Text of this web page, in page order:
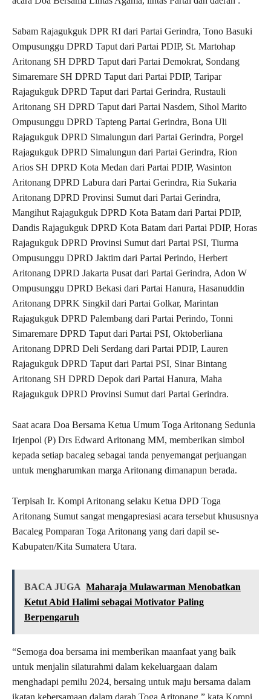
Sabam Rajagukguk DPR RI dari Partai Gerindra, Tono Basuki
Ompusunggu DPRD Taput dari Partai PDIP, St. Martohap
Aritonang SH DPRD Taput dari Partai Demokrat, Sondang
Simaremare SH DPRD Taput dari Partai PDIP, Taripar
Rajagukguk DPRD Taput dari Partai Gerindra, Rustauli
Aritonang SH DPRD Taput dari Partai Nasdem, Sihol Marito
Ompusunggu DPRD Tapteng Partai Gerindra, Bona Uli
Rajagukguk DPRD Simalungun dari Partai Gerindra, Porgel
Rajagukguk DPRD Simalungun dari Partai Gerindra, Rion
Arios SH DPRD Kota Medan dari Partai PDIP, Wasinton
Aritonang DPRD Labura dari Partai Gerindra, Ria Sukaria
Aritonang DPRD Provinsi Sumut dari Partai Gerindra,
Mangihut Rajagukguk DPRD Kota Batam dari Partai PDIP,
Dandis Rajagukguk DPRD Kota Batam dari Partai PDIP, Horas
Rajagukguk DPRD Provinsi Sumut dari Partai PSI, Tiurma
Ompusunggu DPRD Jaktim dari Partai Perindo, Herbert
Aritonang DPRD Jakarta Pusat dari Partai Gerindra, Adon W
Ompusunggu DPRD Bekasi dari Partai Hanura, Hasanuddin
Aritonang DPRK Singkil dari Partai Golkar, Marintan
Rajagukguk DPRD Palembang dari Partai Perindo, Tonni
Simaremare DPRD Taput dari Partai PSI, Oktoberliana
Aritonang DPRD Deli Serdang dari Partai PDIP, Lauren
Rajagukguk DPRD Taput dari Partai PSI, Sinar Bintang
Aritonang SH DPRD Depok dari Partai Hanura, Maha
Rajagukguk DPRD Provinsi Sumut dari Partai Gerindra.
Saat acara Doa Bersama Ketua Umum Toga Aritonang Sedunia
Irjenpol (P) Drs Edward Aritonang MM, memberikan simbol
kepada setiap bacaleg sebagai tanda penyemangat perjuangan
untuk mengharumkan marga Aritonang dimanapun berada.
Terpisah Ir. Kompi Aritonang selaku Ketua DPD Toga
Aritonang Sumut sangat mengapresiasi acara tersebut khususnya
Bacaleg Pomparan Toga Aritonang yang dari dapil se-
Kabupaten/Kita Sumatera Utara.
BACA JUGA Maharaja Mulawarman Menobatkan
Ketut Abid Halimi sebagai Motivator Paling
Berpengaruh
“Semoga doa bersama ini memberikan maanfaat yang baik
untuk menjalin silaturahmi dalam kekeluargaan dalam
menghadapi pemilu 2024, bersaing untuk maju bersama dalam